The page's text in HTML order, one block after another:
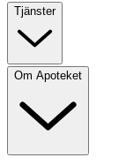
Tjänster
Om Apoteket